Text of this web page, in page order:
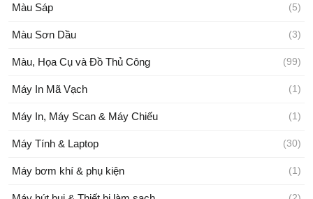
Màu Sáp (5)
Màu Sơn Dầu (3)
Màu, Họa Cụ và Đồ Thủ Công (99)
Máy In Mã Vạch (1)
Máy In, Máy Scan & Máy Chiếu (1)
Máy Tính & Laptop (30)
Máy bơm khí & phụ kiện (1)